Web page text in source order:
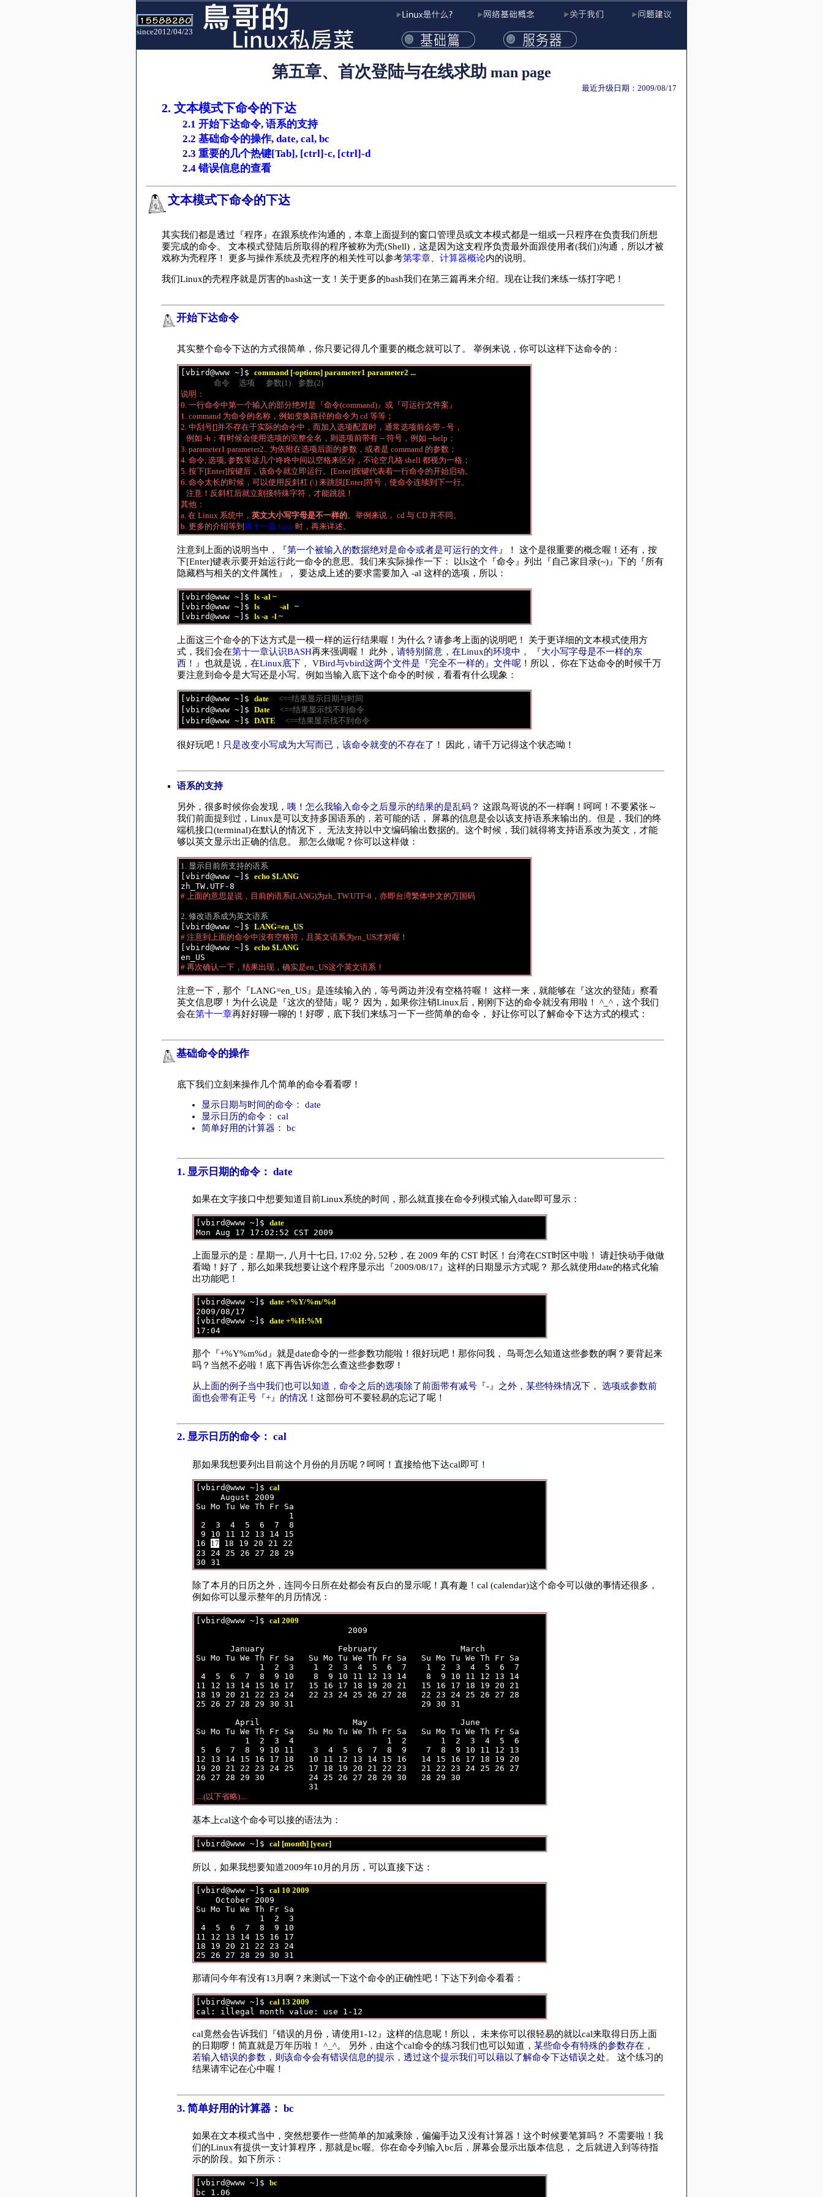
since2012/04/23
第五章、首次登陆与在线求助 man page
最近升级日期：2009/08/17
2. 文本模式下命令的下达
2.1 开始下达命令, 语系的支持
2.2 基础命令的操作, date, cal, bc
2.3 重要的几个热键[Tab], [ctrl]-c, [ctrl]-d
2.4 错误信息的查看
文本模式下命令的下达
其实我们都是透过『程序』在跟系统作沟通的，本章上面提到的窗口管理员或文本模式都是一组或一只程序在负责我们所想
要完成的命令。 文本模式登陆后所取得的程序被称为壳(Shell)，这是因为这支程序负责最外面跟使用者(我们)沟通，所以才被
戏称为壳程序！ 更多与操作系统及壳程序的相关性可以参考第零章、计算器概论内的说明。
我们Linux的壳程序就是厉害的bash这一支！关于更多的bash我们在第三篇再来介绍。现在让我们来练一练打字吧！
开始下达命令
其实整个命令下达的方式很简单，你只要记得几个重要的概念就可以了。 举例来说，你可以这样下达命令的：
[vbird@www ~]$ command [-options] parameter1 parameter2 ...
                  命令     选项      参数(1)    参数(2)
说明：
0. 一行命令中第一个输入的部分绝对是『命令(command)』或『可运行文件案』
1. command 为命令的名称，例如变换路径的命令为 cd 等等；
2. 中刮号[]并不存在于实际的命令中，而加入选项配置时，通常选项前会带 - 号，
   例如 -h；有时候会使用选项的完整全名，则选项前带有 -- 符号，例如 --help；
3. parameter1 parameter2.. 为依附在选项后面的参数，或者是 command 的参数；
4. 命令, 选项, 参数等这几个咚咚中间以空格来区分，不论空几格 shell 都视为一格；
5. 按下[Enter]按键后，该命令就立即运行。[Enter]按键代表着一行命令的开始启动。
6. 命令太长的时候，可以使用反斜杠 (\) 来跳脱[Enter]符号，使命令连续到下一行。
   注意！反斜杠后就立刻接特殊字符，才能跳脱！
其他：
a. 在 Linux 系统中， 英文大小写字母是不一样的。举例来说， cd 与 CD 并不同。
b. 更多的介绍等到 第十一章 bash 时，再来详述。
注意到上面的说明当中，『第一个被输入的数据绝对是命令或者是可运行的文件』！ 这个是很重要的概念喔！还有，按
下[Enter]键表示要开始运行此一命令的意思。我们来实际操作一下： 以ls这个『命令』列出『自己家目录(~)』下的『所有
隐藏档与相关的文件属性』， 要达成上述的要求需要加入 -al 这样的选项，所以：
[vbird@www ~]$ ls -al ~
[vbird@www ~]$ ls           -al   ~
[vbird@www ~]$ ls -a  -l ~
上面这三个命令的下达方式是一模一样的运行结果喔！为什么？请参考上面的说明吧！ 关于更详细的文本模式使用方
式，我们会在第十一章认识BASH再来强调喔！ 此外， 请特别留意，在Linux的环境中， 『大小写字母是不一样的东
西！』 也就是说， 在Linux底下， VBird与vbird这两个文件是『完全不一样的』文件呢 ！所以， 你在下达命令的时候千万
要注意到命令是大写还是小写。例如当输入底下这个命令的时候，看看有什么现象：
[vbird@www ~]$ date
<==结果显示日期与时间
[vbird@www ~]$ Date
<==结果显示找不到命令
[vbird@www ~]$ DATE <==结果显示找不到命令
很好玩吧！ 只是改变小写成为大写而已，该命令就变的不存在了！ 因此，请千万记得这个状态呦！
语系的支持
另外，很多时候你会发现， 咦！怎么我输入命令之后显示的结果的是乱码？ 这跟鸟哥说的不一样啊！呵呵！不要紧张～
我们前面提到过，Linux是可以支持多国语系的，若可能的话， 屏幕的信息是会以该支持语系来输出的。但是，我们的终
端机接口(terminal)在默认的情况下， 无法支持以中文编码输出数据的。这个时候，我们就得将支持语系改为英文，才能
够以英文显示出正确的信息。 那怎么做呢？你可以这样做：
1. 显示目前所支持的语系
[vbird@www ~]$ echo $LANG
# 上面的意思是说，目前的语系(LANG)为zh_TW.UTF-8，亦即台湾繁体中文的万国码
2. 修改语系成为英文语系
[vbird@www ~]$ LANG=en_US
# 注意到上面的命令中没有空格符，且英文语系为en_US才对喔！
[vbird@www ~]$ echo $LANG
# 再次确认一下，结果出现，确实是en_US这个英文语系！
注意一下，那个『LANG=en_US』是连续输入的，等号两边并没有空格符喔！ 这样一来，就能够在『这次的登陆』察看
英文信息啰！为什么说是『这次的登陆』呢？ 因为，如果你注销Linux后，刚刚下达的命令就没有用啦！ ^_^，这个我们
会在第十一章再好好聊一聊的！好啰，底下我们来练习一下一些简单的命令， 好让你可以了解命令下达方式的模式：
基础命令的操作
底下我们立刻来操作几个简单的命令看看啰！
显示日期与时间的命令： date
显示日历的命令： cal
简单好用的计算器： bc
1. 显示日期的命令： date
如果在文字接口中想要知道目前Linux系统的时间，那么就直接在命令列模式输入date即可显示：
[vbird@www ~]$ date
上面显示的是：星期一, 八月十七日, 17:02 分, 52秒，在 2009 年的 CST 时区！台湾在CST时区中啦！ 请赶快动手做做
看呦！好了，那么如果我想要让这个程序显示出『2009/08/17』这样的日期显示方式呢？ 那么就使用date的格式化输
出功能吧！
[vbird@www ~]$ date +%Y/%m/%d
2009/08/17
[vbird@www ~]$ date +%H:%M
那个『+%Y%m%d』就是date命令的一些参数功能啦！很好玩吧！那你问我， 鸟哥怎么知道这些参数的啊？要背起来
吗？当然不必啦！底下再告诉你怎么查这些参数啰！
从上面的例子当中我们也可以知道，命令之后的选项除了前面带有减号『-』之外，某些特殊情况下， 选项或参数前
面也会带有正号『+』的情况 ！这部份可不要轻易的忘记了呢！
2. 显示日历的命令： cal
那如果我想要列出目前这个月份的月历呢？呵呵！直接给他下达cal即可！
[vbird@www ~]$ cal
     August 2009
Su Mo Tu We Th Fr Sa
                   1
2  3  4  5  6  7  8
9 10 11 12 13 14 15
16 17 18 19 20 21 22
23 24 25 26 27 28 29
除了本月的日历之外，连同今日所在处都会有反白的显示呢！真有趣！cal (calendar)这个命令可以做的事情还很多，
例如你可以显示整年的月历情况：
[vbird@www ~]$ cal 2009
                               2009
       January               February                 March
Su Mo Tu We Th Fr Sa   Su Mo Tu We Th Fr Sa   Su Mo Tu We Th Fr Sa
             1  2  3    1  2  3  4  5  6  7    1  2  3  4  5  6  7
4  5  6  7  8  9 10    8  9 10 11 12 13 14    8  9 10 11 12 13 14
11 12 13 14 15 16 17   15 16 17 18 19 20 21   15 16 17 18 19 20 21
18 19 20 21 22 23 24   22 23 24 25 26 27 28   22 23 24 25 26 27 28
25 26 27 28 29 30 31                          29 30 31
        April                   May                   June
Su Mo Tu We Th Fr Sa   Su Mo Tu We Th Fr Sa   Su Mo Tu We Th Fr Sa
          1  2  3  4                   1  2       1  2  3  4  5  6
5  6  7  8  9 10 11    3  4  5  6  7  8  9    7  8  9 10 11 12 13
12 13 14 15 16 17 18   10 11 12 13 14 15 16   14 15 16 17 18 19 20
19 20 21 22 23 24 25   17 18 19 20 21 22 23   21 22 23 24 25 26 27
26 27 28 29 30         24 25 26 27 28 29 30   28 29 30
....(以下省略)....
基本上cal这个命令可以接的语法为：
[vbird@www ~]$ cal [month] [year]
所以，如果我想要知道2009年10月的月历，可以直接下达：
[vbird@www ~]$ cal 10 2009
    October 2009
Su Mo Tu We Th Fr Sa
             1  2  3
4  5  6  7  8  9 10
11 12 13 14 15 16 17
18 19 20 21 22 23 24
那请问今年有没有13月啊？来测试一下这个命令的正确性吧！下达下列命令看看：
[vbird@www ~]$ cal 13 2009
cal竟然会告诉我们『错误的月份，请使用1-12』这样的信息呢！所以， 未来你可以很轻易的就以cal来取得日历上面
的日期啰！简直就是万年历啦！ ^_^。 另外，由这个cal命令的练习我们也可以知道， 某些命令有特殊的参数存在，
若输入错误的参数，则该命令会有错误信息的提示，透过这个提示我们可以藉以了解命令下达错误之处。
这个练习的
结果请牢记在心中喔！
3. 简单好用的计算器： bc
如果在文本模式当中，突然想要作一些简单的加减乘除，偏偏手边又没有计算器！这个时候要笔算吗？ 不需要啦！我
们的Linux有提供一支计算程序，那就是bc喔。你在命令列输入bc后，屏幕会显示出版本信息， 之后就进入到等待指
示的阶段。如下所示：
[vbird@www ~]$ bc
bc 1.06